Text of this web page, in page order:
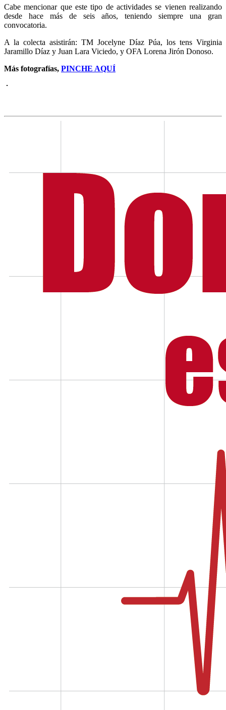
Cabe mencionar que este tipo de actividades se vienen realizando
desde hace más de seis años, teniendo siempre una gran
convocatoria.
A la colecta asistirán: TM Jocelyne Díaz Púa, los tens Virginia
Jaramillo Díaz y Juan Lara Viciedo, y OFA Lorena Jirón Donoso.
Más fotografías, PINCHE AQUÍ